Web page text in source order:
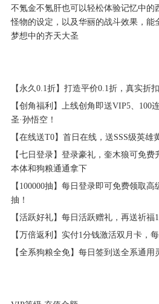
不氪金不氪肝也可以轻松体验记忆中的
怪物的设定，以及华丽的战斗效果，能
梦想中的齐天大圣
【永久0.1折】打造平价0.1折，真实折
【创角福利】上线创角即送VIP5、100
圣·孙悟空！
【在线送T0】首日在线，送SSS级英雄
【七日登录】登录豪礼，奎木狼可免
本体和狗粮通通拿下
【100000抽】每日登录即可免费领取
抽！
【活跃好礼】每日活跃赠礼，再送祈福
【万倍返利】实付1分钱激活双月卡，
【全系狗粮全免】每日签到送全系通